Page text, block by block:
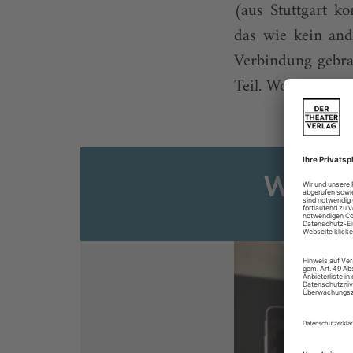
(aus Stuttgart
das wie kein
Verbindung
Teil. Wollte
Sie